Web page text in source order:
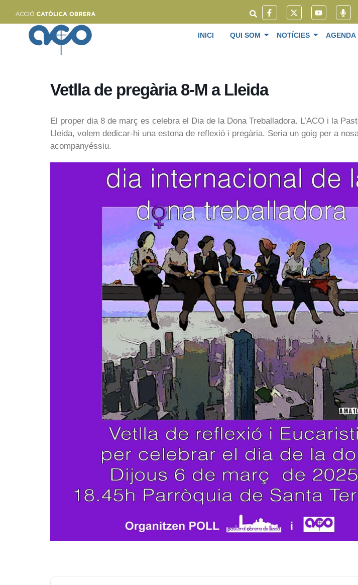
INICI QUI SOM NOTÍCIES AGENDA
Vetlla de pregària 8-M a Lleida
El proper dia 8 de març es celebra el Dia de la Dona Treballadora. L’ACO i la
Lleida, volem dedicar-hi una estona de reflexió i pregària. Seria un goig per a
acompanyéssiu.